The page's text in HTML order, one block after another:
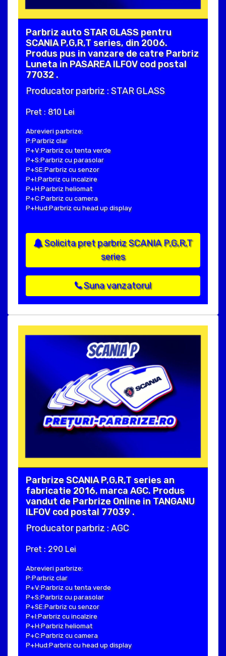
Parbriz auto STAR GLASS pentru
SCANIA P,G,R,T series, din 2006.
Produs pus in vanzare de catre Parbriz
Luneta in PASAREA ILFOV cod postal
77032 .
Producator parbriz : STAR GLASS
Pret : 810 Lei
Abrevieri parbrize:
P:Parbriz clar
P+V:Parbriz cu tenta verde
P+S:Parbriz cu parasolar
P+SE:Parbriz cu senzor
P+I:Parbriz cu incalzire
P+H:Parbriz heliomat
P+C:Parbriz cu camera
P+Hud:Parbriz cu head up display
Solicita pret parbriz SCANIA P,G,R,T
series
Suna vanzatorul
Parbrize SCANIA P,G,R,T series an
fabricatie 2016, marca AGC. Produs
vandut de Parbrize Online in TANGANU
ILFOV cod postal 77039 .
Producator parbriz : AGC
Pret : 290 Lei
Abrevieri parbrize:
P:Parbriz clar
P+V:Parbriz cu tenta verde
P+S:Parbriz cu parasolar
P+SE:Parbriz cu senzor
P+I:Parbriz cu incalzire
P+H:Parbriz heliomat
P+C:Parbriz cu camera
P+Hud:Parbriz cu head up display